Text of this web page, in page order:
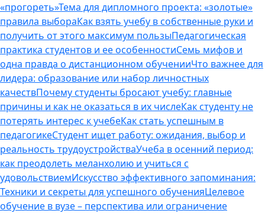
«прогореть»Тема для дипломного проекта: «золотые»
правила выбораКак взять учебу в собственные руки и
получить от этого максимум пользыПедагогическая
практика студентов и ее особенностиСемь мифов и
одна правда о дистанционном обученииЧто важнее для
лидера: образование или набор личностных
качествПочему студенты бросают учебу: главные
причины и как не оказаться в их числеКак студенту не
потерять интерес к учебеКак стать успешным в
педагогикеСтудент ищет работу: ожидания, выбор и
реальность трудоустройстваУчеба в осенний период:
как преодолеть меланхолию и учиться с
удовольствиемИскусство эффективного запоминания:
Техники и секреты для успешного обученияЦелевое
обучение в вузе – перспектива или ограничение